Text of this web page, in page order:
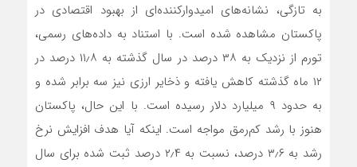
به تازگی، نشانه‌های امیدوارکننده‌ای از بهبود اقتصادی در
پاکستان مشاهده شده است. با استناد به داده‌های رسمی،
تورم از نزدیک به ۳۸ درصد در سال گذشته به ۱۱٫۸ درصد در
۱۲ ماه گذشته کاهش یافته و ذخایر ارزی نیز سه برابر شده و
به حدود ۹ میلیارد دلار رسیده است. با این حال، پاکستان
هنوز با رشد کم‌رمق مواجه است. اینکه آیا هدف افزایش نرخ
رشد به ۳٫۶ درصد، نسبت به ۲٫۴ درصد ثبت شده برای سال